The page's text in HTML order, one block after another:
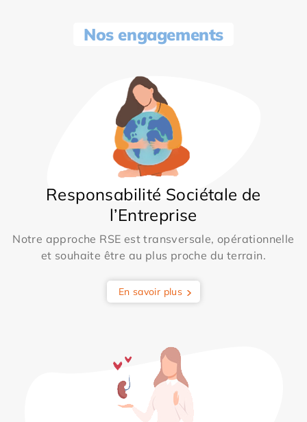
Nos engagements
Responsabilité Sociétale de
l’Entreprise
Notre approche RSE est transversale, opérationnelle
et souhaite être au plus proche du terrain.
En savoir plus